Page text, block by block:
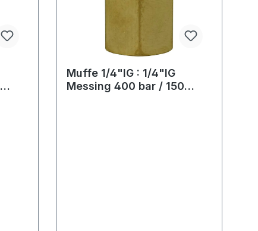
Muffe 1/4"IG : 1/4"IG
Messing 400 bar / 150